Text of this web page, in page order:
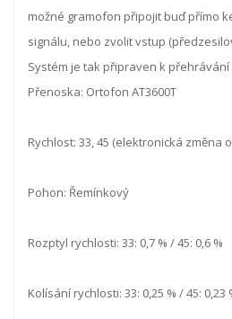
možné gramofon připojit buď přímo
signálu, nebo zvolit vstup
Systém je tak připraven k
Přenoska: Ortofon AT3600T
Rychlost: 33, 45 (elektronická změna
Pohon: Řemínkový
Rozptyl rychlosti: 33: 0,7 % / 45: 0,6 %
Kolísání rychlosti: 33: 0,25 % / 45: 0,23